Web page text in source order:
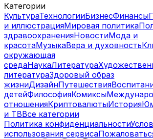
Категории
КультураТехнологииБизнесФинансы
и иллюстрацияМировая политика
здравоохраненияНовостиМода и
красотаМузыкаВера и духовность
окружающая
средаНаукаЛитература
литератураЗдоровый образ
жизниДизайнПутешествия
детейФилософияКомиксы
отношенияКриптовалютыИстория
и ТВВсе категории
Политика конфиденциальности
использования сервиса